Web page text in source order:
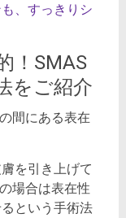
、すっきりシ
！SMAS
をご紹介
間にある表在
を引き上げて
場合は表在性
という手術法